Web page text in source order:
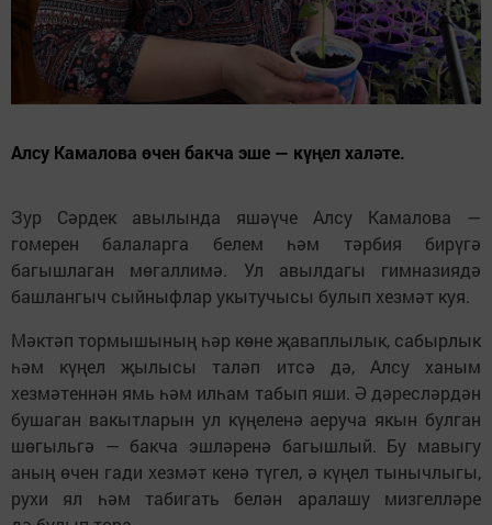
Алсу Камалова өчен бакча эше — күңел халәте.
Зур Сәрдек авылында яшәүче Алсу Камалова —
гомерен балаларга белем һәм тәрбия бирүгә
багышлаган мөгаллимә. Ул авылдагы гимназиядә
башлангыч сыйныфлар укытучысы булып хезмәт куя.
Мәктәп тормышының һәр көне җаваплылык, сабырлык
һәм күңел җылысы таләп итсә дә, Алсу ханым
хезмәтеннән ямь һәм илһам табып яши. Ә дәресләрдән
бушаган вакытларын ул күңеленә аеруча якын булган
шөгыльгә — бакча эшләренә багышлый. Бу мавыгу
аның өчен гади хезмәт кенә түгел, ә күңел тынычлыгы,
рухи ял һәм табигать белән аралашу мизгелләре